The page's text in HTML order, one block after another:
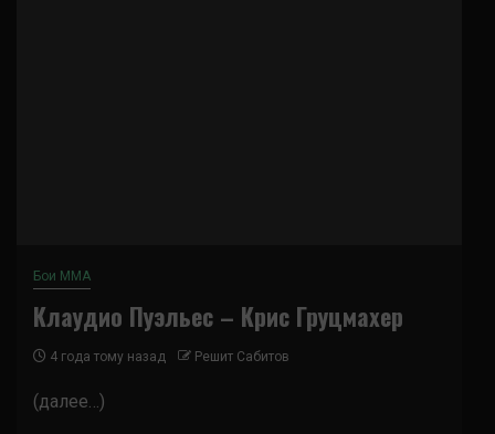
Бои ММА
Клаудио Пуэльес – Крис Груцмахер
4 года тому назад Решит Сабитов
(далее…)